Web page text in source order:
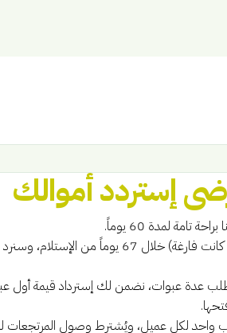
إستردد أموالك
تامة لمدة 60 يوماً.
أعد العبوات (حتى لو كانت فارغة) خلال 67 يوماً من
عدة عبوات، نضمن لك إسترداد قيمة أول
واحد لكل عميل، ويُشترط وصول المرتجعات